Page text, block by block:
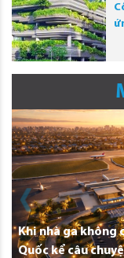
Khi nhà ga không
Quốc kể câu